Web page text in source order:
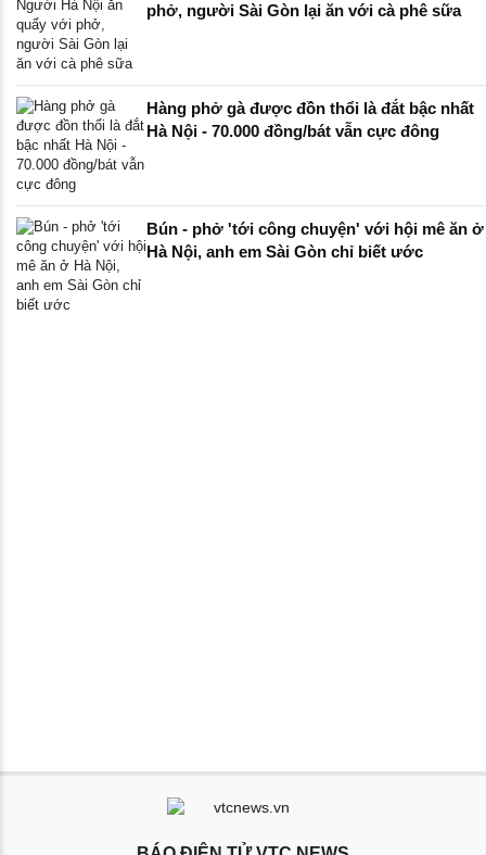
phở, người Sài Gòn lại ăn với cà phê sữa
Hàng phở gà được đồn thổi là đắt bậc nhất
Hà Nội - 70.000 đồng/bát vẫn cực đông
Bún - phở 'tới công chuyện' với hội mê ăn ở
Hà Nội, anh em Sài Gòn chỉ biết ước